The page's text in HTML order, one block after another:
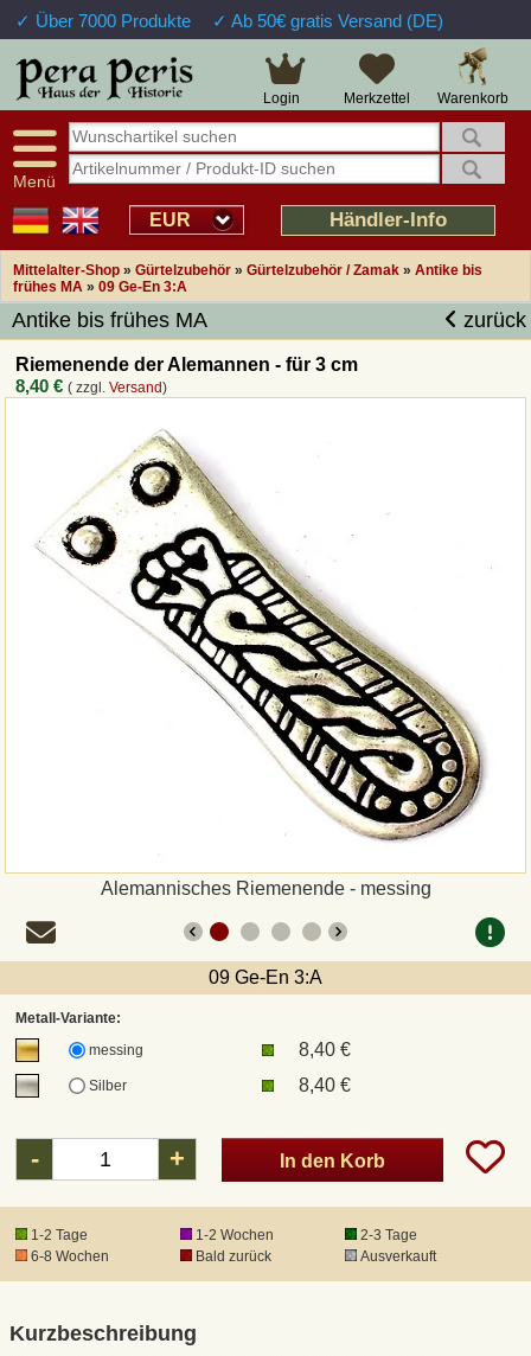
✓ Über 7000 Produkte ✓ Ab 50€ gratis Versand (DE)
Warenkorb
Merkzettel
Login
Menü
EUR Händler-Info
Mittelalter-Shop » Gürtelzubehör » Gürtelzubehör / Zamak » Antike bis
frühes MA » 09 Ge-En 3:A
Antike bis frühes MA zurück
Riemenende der Alemannen - für 3 cm
8,40 € ( zzgl.Versand)
Alemannisches Riemenende - messing
09 Ge-En 3:A
Metall-Variante:
messing
8,40 €
Silber 8,40 €
- + In den Korb
1-2 Tage 1-2 Wochen
2-3 Tage
6-8 Wochen
Bald zurück Ausverkauft
Kurzbeschreibung
Große Auswahl
Verfügbarkeitsanzeige
Sendungsverfolgung
Intelligente Navigation
Freundlicher Service
14 Tage Widerrufsrecht
Über 25 Jahre Erfahrung
Schnelle Rücküberweisung
Kulant bei Retouren
Prof. Auftragsabwicklung
Übersicht Mittelalter-Produkte
Impressum
Widerrufsfunktion
Rückruf-Service
Zahlungsweisen
UPS
DHL Paket
DPD
Waffenrecht und FSK 18
Produkthaftung